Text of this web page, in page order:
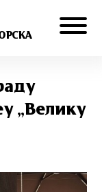
„Велику